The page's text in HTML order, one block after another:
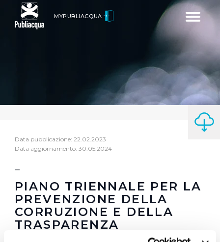
Toggle
MYPUBLIACQUA
Data pubblicazione: 22.02.2023
Data aggiornamento: 30.05.2024
PIANO TRIENNALE PER LA
PREVENZIONE DELLA
CORRUZIONE E DELLA
TRASPARENZA